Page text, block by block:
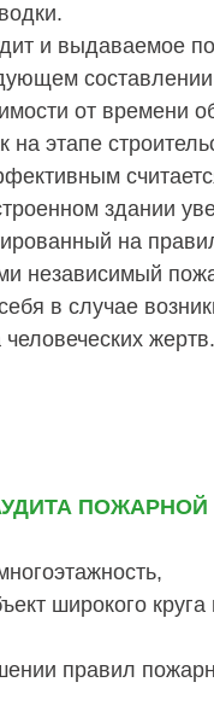
и выдаваемое
от времени
этапе
здании
на
независимый
в случае
жертв.
ПОЖАРНОЙ
широкого круга
правил